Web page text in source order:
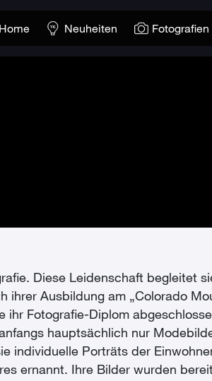
Home Neuheiten Fotografien
Diese Leidenschaft begleitet
Ausbildung am „Colorado
Fotografie-Diplom
hauptsächlich nur
individuelle Porträts der
ernannt. Ihre Bilder wurden